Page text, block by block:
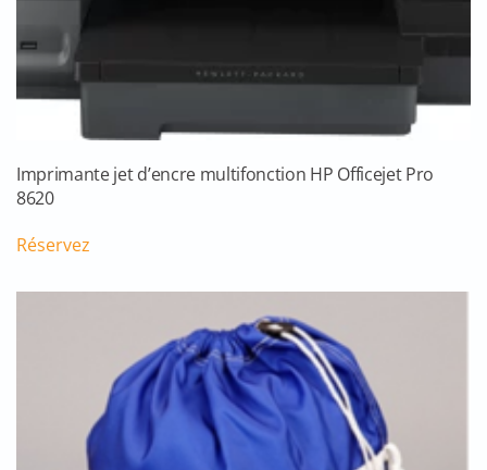
Imprimante jet d’encre multifonction HP Officejet Pro
8620
Réservez